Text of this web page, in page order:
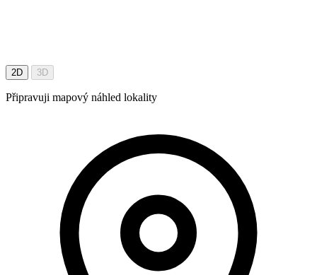
2D 3D
Připravuji mapový náhled lokality